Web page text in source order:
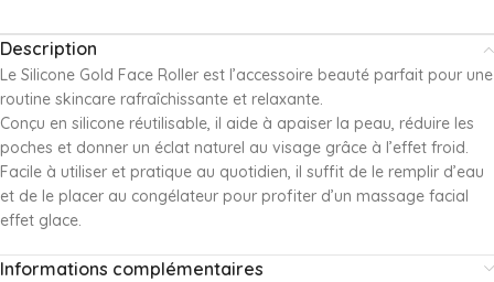
Description
Le Silicone Gold Face Roller est l’accessoire beauté parfait pour une
routine skincare rafraîchissante et relaxante.
Conçu en silicone réutilisable, il aide à apaiser la peau, réduire les
poches et donner un éclat naturel au visage grâce à l’effet froid.
Facile à utiliser et pratique au quotidien, il suffit de le remplir d’eau
et de le placer au congélateur pour profiter d’un massage facial
effet glace.
Informations complémentaires